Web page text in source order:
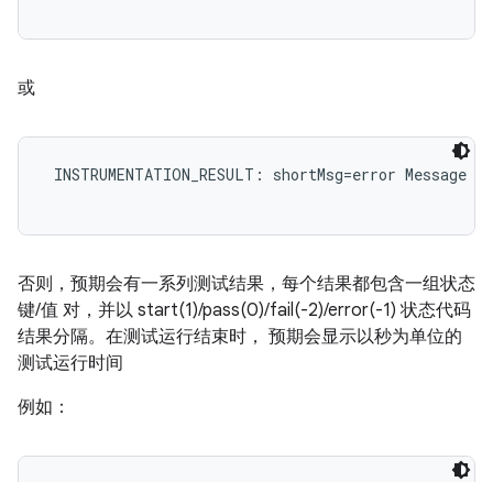
或
INSTRUMENTATION_RESULT: shortMsg=error Message
否则，预期会有一系列测试结果，每个结果都包含一组状态
键/值 对，并以 start(1)/pass(0)/fail(-2)/error(-1) 状态代码
结果分隔。在测试运行结束时， 预期会显示以秒为单位的
测试运行时间
例如：